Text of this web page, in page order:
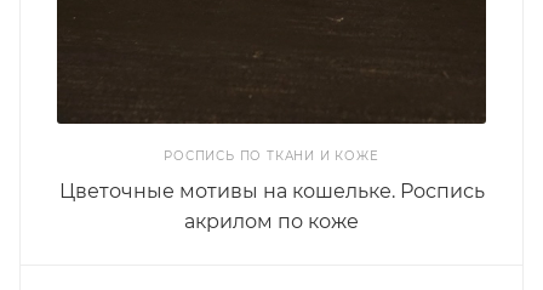
РОСПИСЬ ПО ТКАНИ И КОЖЕ
Цветочные мотивы на кошельке. Роспись
акрилом по коже